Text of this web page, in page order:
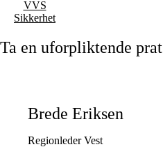
VVS
Sikkerhet
Ta en uforpliktende prat
Brede Eriksen
Regionleder Vest